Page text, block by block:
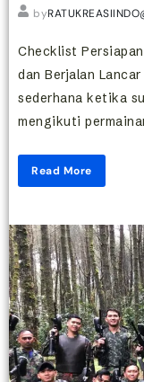
by
Checklist
dan Berjalan
sederhana ketika
mengikuti
Read More